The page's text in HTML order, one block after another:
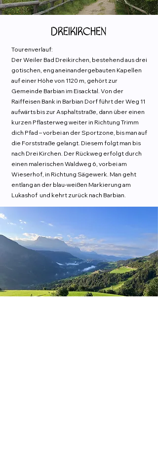
Dreikirchen
Tourenverlauf:
Der Weiler Bad Dreikirchen, bestehend aus drei
gotischen, eng aneinandergebauten Kapellen
auf einer Höhe von 1120 m, gehört zur
Gemeinde Barbian im Eisacktal. Von der
Raiffeisen Bank in Barbian Dorf führt der Weg 11
aufwärts bis zur Asphaltstraße, dann über einen
kurzen Pflasterweg weiter in Richtung Trimm
dich Pfad – vorbei an der Sportzone, bis man auf
die Forststraße gelangt. Diesem folgt man bis
nach Drei Kirchen. Der Rückweg erfolgt durch
einen malerischen Waldweg 6, vorbei am
Wieserhof, in Richtung Sägewerk. Man geht
entlang an der blau-weißen Markierung am
Lukashof und kehrt zurück nach Barbian.